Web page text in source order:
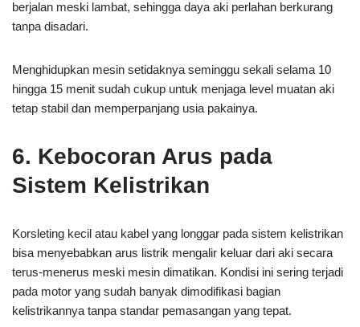
berjalan meski lambat, sehingga daya aki perlahan berkurang
tanpa disadari.
Menghidupkan mesin setidaknya seminggu sekali selama 10
hingga 15 menit sudah cukup untuk menjaga level muatan aki
tetap stabil dan memperpanjang usia pakainya.
6. Kebocoran Arus pada
Sistem Kelistrikan
Korsleting kecil atau kabel yang longgar pada sistem kelistrikan
bisa menyebabkan arus listrik mengalir keluar dari aki secara
terus-menerus meski mesin dimatikan. Kondisi ini sering terjadi
pada motor yang sudah banyak dimodifikasi bagian
kelistrikannya tanpa standar pemasangan yang tepat.